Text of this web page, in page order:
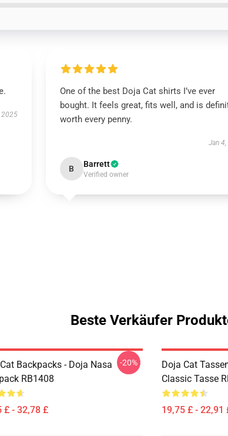
2025
One of the best Doja Cat shirts I’ve ever
bought. It feels great, fits well, and is
worth every penny.
Jan
B Barrett
Verified owner
Beste Verkäufer
Backpacks - Doja Nasa
RB1408
£ - 32,78 £
-20%
Doja Cat
Classic Tasse
19,75 £ - 22,91